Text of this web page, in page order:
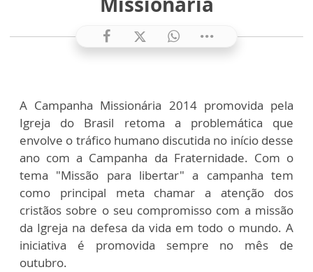
A Campanha Missionária 2014 promovida pela
Igreja do Brasil retoma a problemática que
envolve o tráfico humano discutida no início desse
ano com a Campanha da Fraternidade. Com o
tema "Missão para libertar" a campanha tem
como principal meta chamar a atenção dos
cristãos sobre o seu compromisso com a missão
da Igreja na defesa da vida em todo o mundo. A
iniciativa é promovida sempre no mês de
outubro.